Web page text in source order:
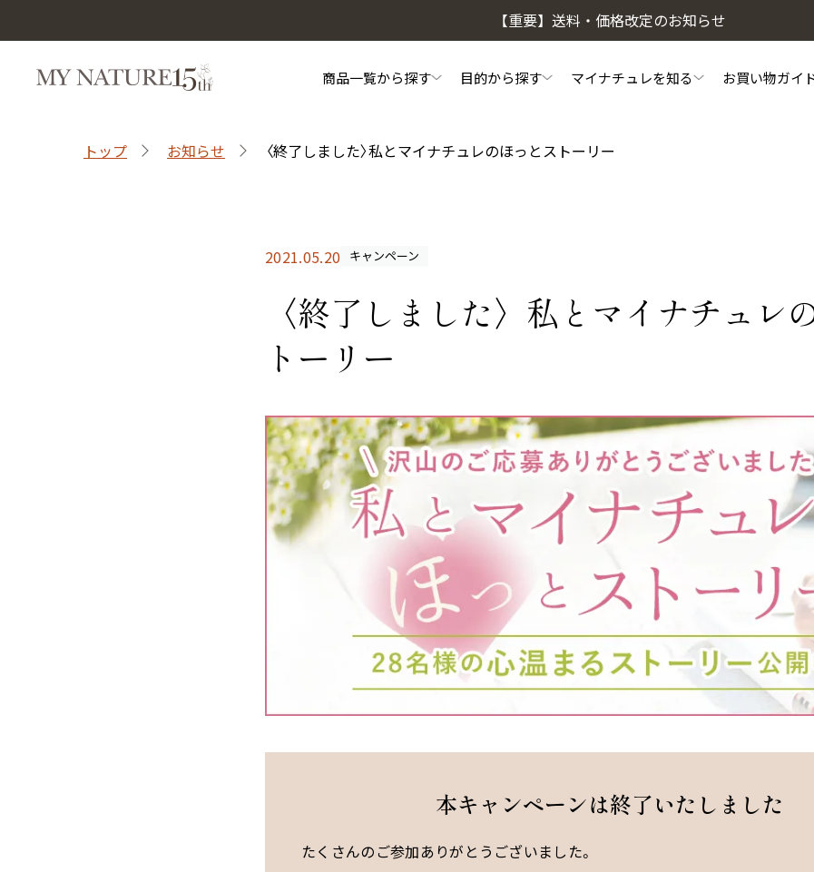
【重要】送料・価格改定のお知らせ
商品一覧から探す
マイナチュレシリーズ
ミルキーシフト ヘアオイル
オールインワンカラートリート
サプリメント シナジー
サポートアイテム
目的から探す
目的から探す
マイナチュレを知る
マイナチュレを知る 私たちのこだわり
お買い物ガイ
お買い物ガイド 初めての方へ
サポート 頭皮・ヘアケア相談窓口
トップ お知らせ 〈終了しました〉私とマイナチュレのほっとストーリー
2021.05.20 キャンペーン
〈終了しました〉私とマイナチュレ
トーリー
本キャンペーンは終了いたしました
たくさんのご参加ありがとうございました。